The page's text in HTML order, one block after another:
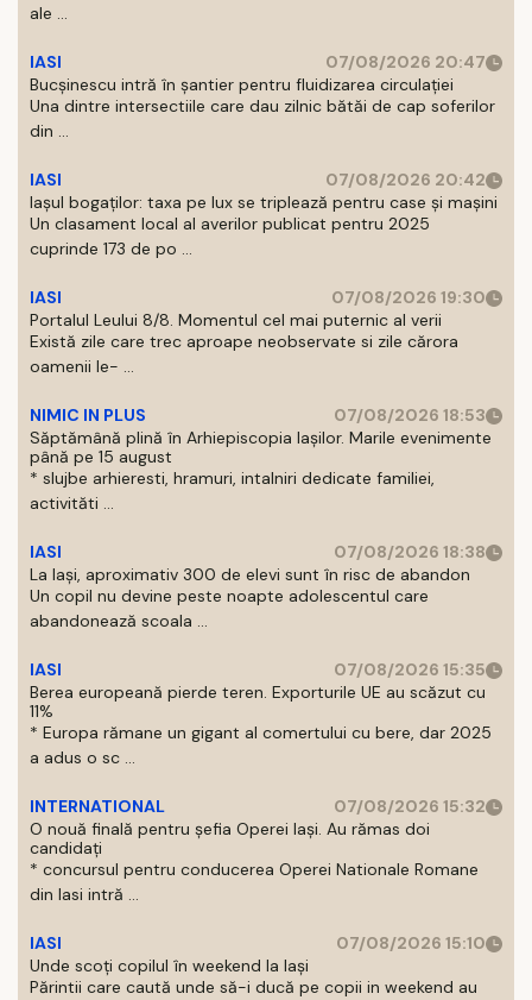
ale ...
IASI
07/08/2026 20:47
Bucșinescu intră în șantier pentru fluidizarea circulației
Una dintre intersectiile care dau zilnic bătăi de cap soferilor
din ...
IASI
07/08/2026 20:42
Iașul bogaților: taxa pe lux se triplează pentru case și mașini
Un clasament local al averilor publicat pentru 2025
cuprinde 173 de po ...
IASI
07/08/2026 19:30
Portalul Leului 8/8. Momentul cel mai puternic al verii
Există zile care trec aproape neobservate si zile cărora
oamenii le- ...
NIMIC IN PLUS
07/08/2026 18:53
Săptămână plină în Arhiepiscopia Iașilor. Marile evenimente
până pe 15 august
* slujbe arhieresti, hramuri, intalniri dedicate familiei,
activităti ...
IASI
07/08/2026 18:38
La Iași, aproximativ 300 de elevi sunt în risc de abandon
Un copil nu devine peste noapte adolescentul care
abandonează scoala ...
IASI
07/08/2026 15:35
Berea europeană pierde teren. Exporturile UE au scăzut cu
11%
* Europa rămane un gigant al comertului cu bere, dar 2025
a adus o sc ...
INTERNATIONAL
07/08/2026 15:32
O nouă finală pentru șefia Operei Iași. Au rămas doi
candidați
* concursul pentru conducerea Operei Nationale Romane
din Iasi intră ...
IASI
07/08/2026 15:10
Unde scoți copilul în weekend la Iași
Părintii care caută unde să-i ducă pe copii in weekend au